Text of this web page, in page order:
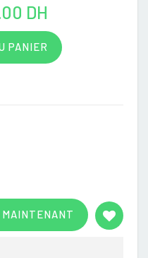
DH
PANIER
MAINTENANT